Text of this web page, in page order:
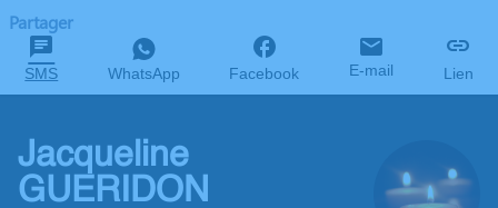
Partager
SMS WhatsApp Facebook E-mail Lien
Jacqueline
GUERIDON